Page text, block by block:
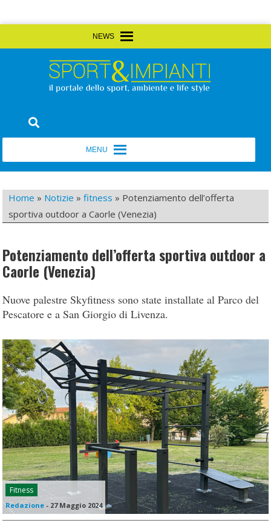
to
Sport&Impianti
Home » Notizie »fitness » Potenziamento dell’offerta
sportiva outdoor a Caorle (Venezia)
Potenziamento dell’offerta sportiva outdoor a
Caorle (Venezia)
Nuove palestre Skyfitness sono state installate al Parco del
Pescatore e a San Giorgio di Livenza.
Fitness
Redazione - 27 Maggio 2024